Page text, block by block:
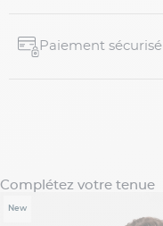
Paiement sécurisé
Complétez votre tenue
New